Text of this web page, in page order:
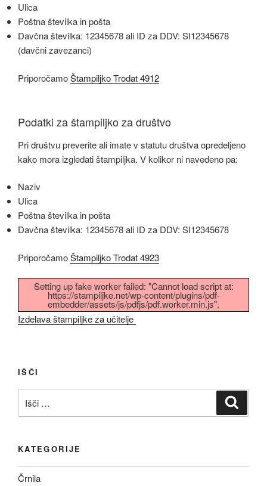
Ulica
Poštna številka in pošta
Davčna številka: 12345678 ali ID za DDV: SI12345678
(davčni zavezanci)
PriporočamoŠtampiljko Trodat 4912
Podatki za štampiljko za društvo
Pri društvu preverite ali imate v statutu društva opredeljeno
kako mora izgledati štampiljka. V kolikor ni navedeno pa:
Naziv
Ulica
Poštna številka in pošta
Davčna številka: 12345678 ali ID za DDV: SI12345678
PriporočamoŠtampiljko Trodat 4923
Setting up fake worker failed: "Cannot load script at:
https://stampiljke.net/wp-content/plugins/pdf-
embedder/assets/js/pdfjs/pdf.worker.min.js".
Izdelava štampiljke za učitelje
IŠČI
KATEGORIJE
Črnila